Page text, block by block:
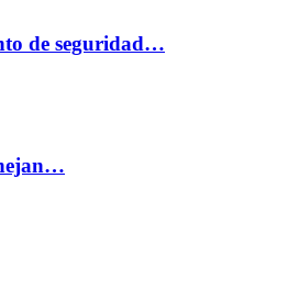
de seguridad…